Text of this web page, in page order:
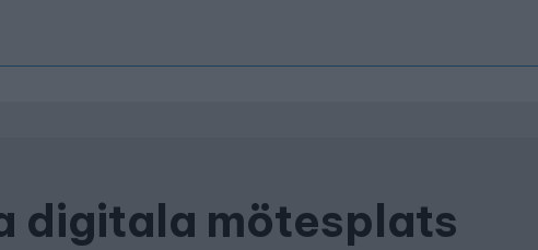
digitala mötesplats